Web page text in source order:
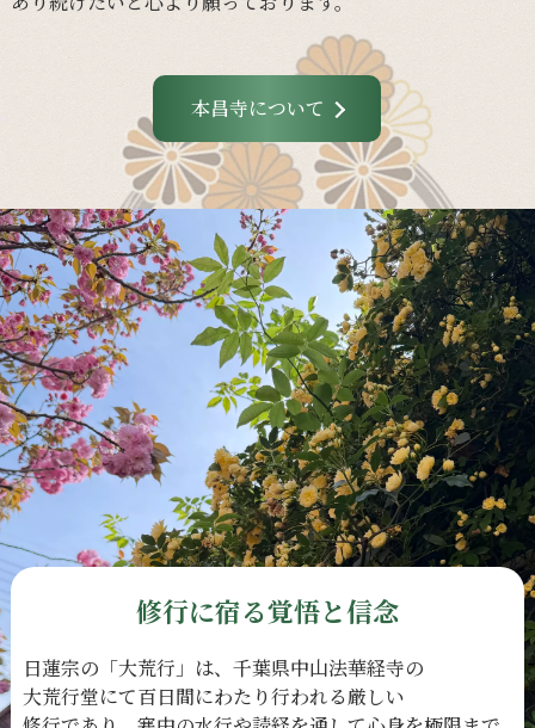
本昌寺について
修行に宿る覚悟と信念
日蓮宗の 「大荒行」は、 千葉県中山法華経寺の
大荒行堂にて百日間にわたり行われる厳しい